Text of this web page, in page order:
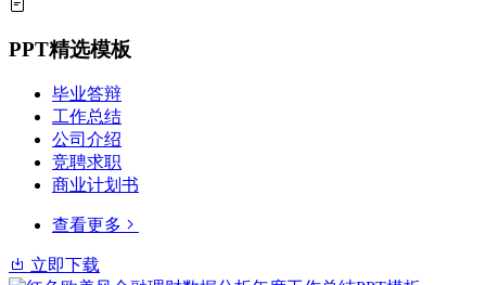
PPT精选模板
毕业答辩
工作总结
公司介绍
竞聘求职
商业计划书
查看更多
立即下载